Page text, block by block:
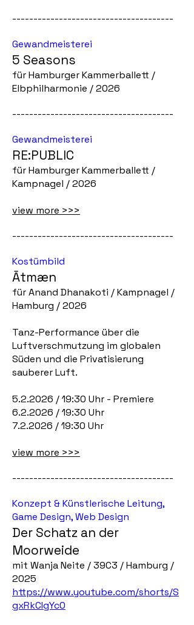
--------------------------------------
Gewandmeisterei
5 Seasons
für Hamburger Kammerballett /
Elbphilharmonie / 2026
--------------------------------------
Gewandmeisterei
RE:PUBLIC
für Hamburger Kammerballett /
Kampnagel / 2026
view more >>>
--------------------------------------
Kostümbild
Ātmæn
für Anand Dhanakoti / Kampnagel /
Hamburg / 2026
Tanz-Performance über die
Luftverschmutzung im globalen
Süden und die Privatisierung
sauberer Luft.
5.2.2026 / 19:30 Uhr - Premiere
6.2.2026 / 19:30 Uhr
7.2.2026 / 19:30 Uhr
view more >>>
--------------------------------------
Konzept & Künstlerische Leitung,
Game Design, Web Design
Der Schatz an der
Moorweide
mit Wanja Neite / 39C3 / Hamburg /
2025
https://www.youtube.com/shorts/S
gxRkCIgYc0